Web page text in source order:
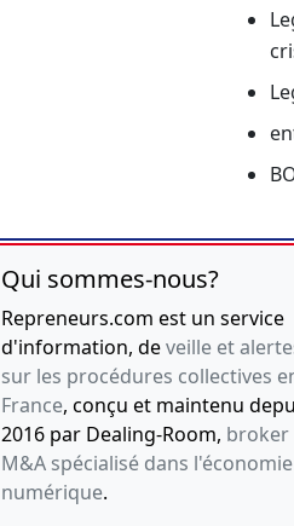
Qui sommes-nous?
Repreneurs.com est un service
d'information, deveille et
sur les procédures collectives
France, conçu et maintenu
2016 par Dealing-Room, broker
M&A spécialisé dans l'économie
numérique.